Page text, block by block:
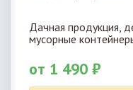
Дачная продукция,
мусорные
от 1 490 ₽